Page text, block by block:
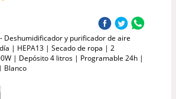
- Deshumidificador y purificador de aire
| HEPA13 | Secado de ropa | 2
| Depósito 4 litros | Programable 24h |
Blanco